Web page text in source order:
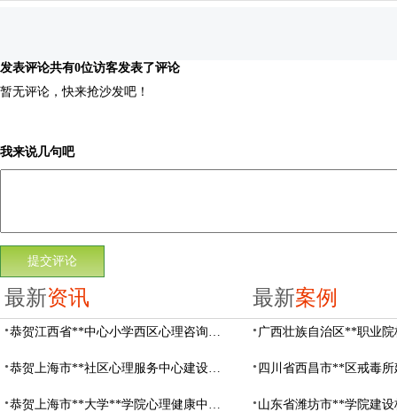
发表评论共有0位访客发表了评论
暂无评论，快来抢沙发吧！
我来说几句吧
最新资讯
恭贺江西省**中心小学西区心理咨询教室设备采购项目由阳光心健代理商中标
恭贺上海市**社区心理服务中心建设项目由阳光心健代理商中标
恭贺上海市**大学**学院心理健康中心建设项目由阳光心健代理商中标
最新案例